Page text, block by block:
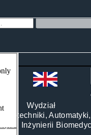
Wydział
Automatyki,
i Inżynierii